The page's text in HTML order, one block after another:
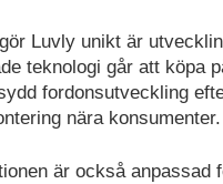
Luvly unikt är
teknologi går att köpa
fordonsutveckling
nära konsumenter.
är också